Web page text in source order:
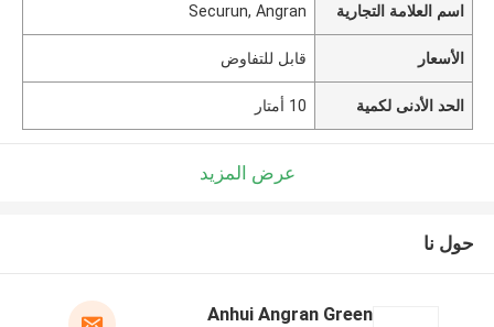
اسم العلامة التجارية Securun, Angran
الأسعار قابل للتفاوض
الحد الأدنى لكمية 10 أمتار
عرض المزيد
حول نا
Anhui Angran Green